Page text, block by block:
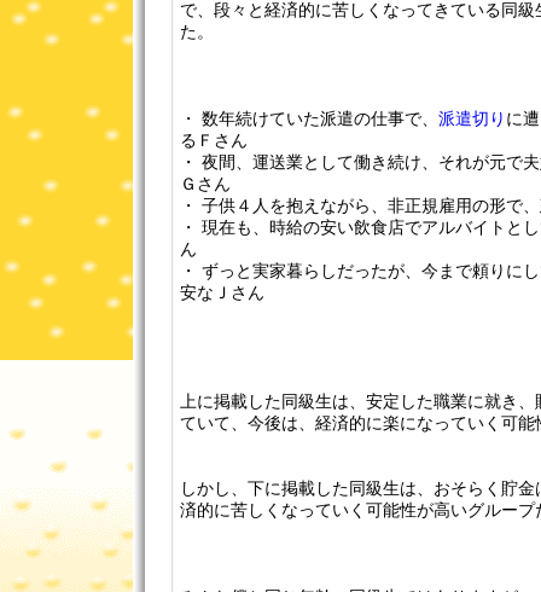
で、段々と経済的に苦しくなってきている同
た。
・ 数年続けていた派遣の仕事で、 派遣切り に
るＦさん
・ 夜間、運送業として働き続け、それが元で
Ｇさん
・ 子供４人を抱えながら、非正規雇用の形で
・ 現在も、時給の安い飲食店でアルバイトと
ん
・ ずっと実家暮らしだったが、今まで頼りに
安なＪさん
上に掲載した同級生は、安定した職業に就き
ていて、今後は、経済的に楽になっていく可
しかし、下に掲載した同級生は、おそらく貯
済的に苦しくなっていく可能性が高いグループ